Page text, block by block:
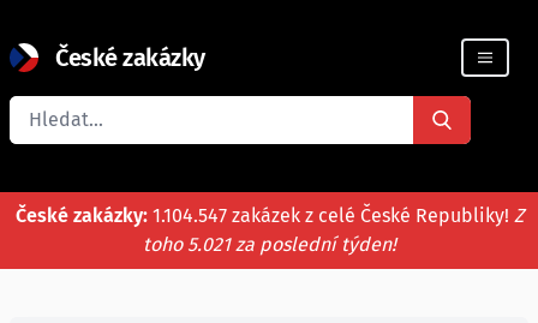
České zakázky
Registrace firmy
České zakázky: 1.104.547 zakázek z celé České Republiky! Z
toho 5.021 za poslední týden!